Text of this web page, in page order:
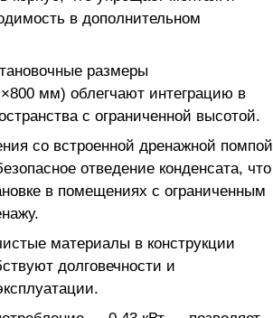
в дополнительном
размеры
мм) облегчают интеграцию в
с ограниченной высотой.
со встроенной дренажной помпой
отведение конденсата, что
в помещениях с ограниченным
материалы в конструкции
долговечности и